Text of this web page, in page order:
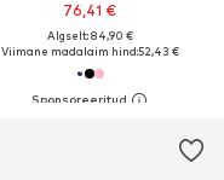
76,41 €
Algselt: 84,90 €
Viimane madalaim hind:52,43 €